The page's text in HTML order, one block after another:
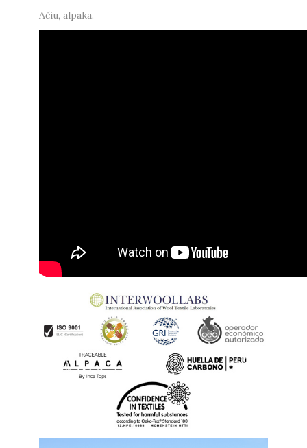
Ačiū, alpaka.